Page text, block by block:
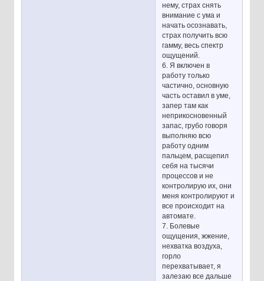
нему, страх снять
внимание с ума и
начать осознавать,
страх получить всю
гамму, весь спектр
ощущений.
6. Я включен в
работу только
частично, основную
часть оставил в уме,
запер там как
неприкосновенный
запас, грубо говоря
выполняю всю
работу одним
пальцем, расщепил
себя на тысячи
процессов и не
контролирую их, они
меня контролируют и
все происходит на
автомате.
7. Болевые
ощущения, жжение,
нехватка воздуха,
горло
перехватывает, я
залезаю все дальше